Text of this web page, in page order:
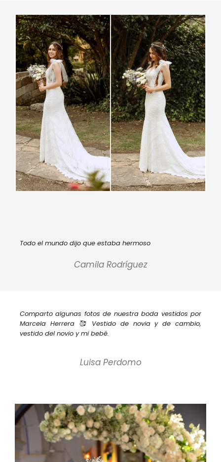
Todo el mundo dijo que estaba hermoso
Camila Rodríguez
Comparto algunas fotos de nuestra boda vestidos por
Marcela Herrera 🥰 Vestido de novia y de cambio,
vestido del novio y mi bebé.
Luisa Perdomo